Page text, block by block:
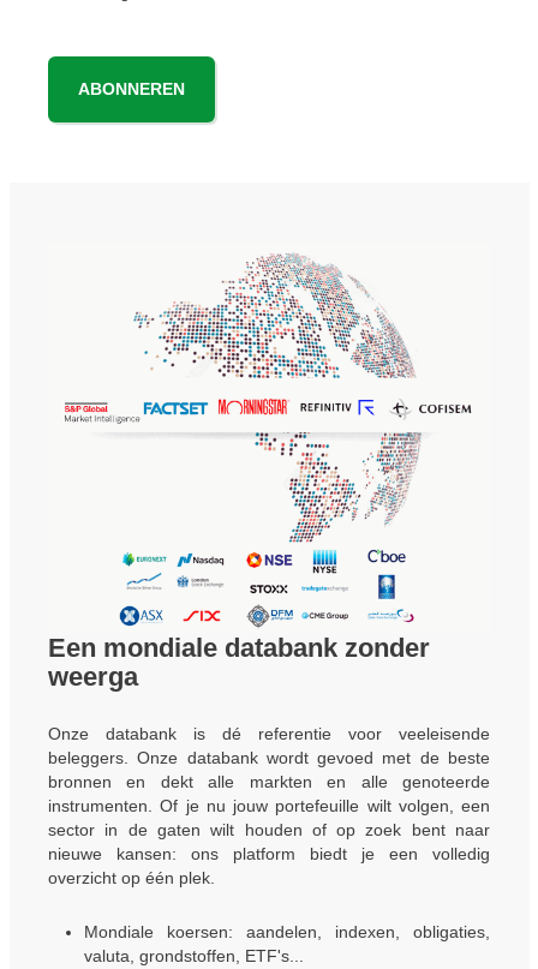
ABONNEREN
Een mondiale databank zonder
weerga
Onze databank is dé referentie voor veeleisende
beleggers. Onze databank wordt gevoed met de beste
bronnen en dekt alle markten en alle genoteerde
instrumenten. Of je nu jouw portefeuille wilt volgen, een
sector in de gaten wilt houden of op zoek bent naar
nieuwe kansen: ons platform biedt je een volledig
overzicht op één plek.
Mondiale koersen: aandelen, indexen, obligaties,
valuta, grondstoffen, ETF's...